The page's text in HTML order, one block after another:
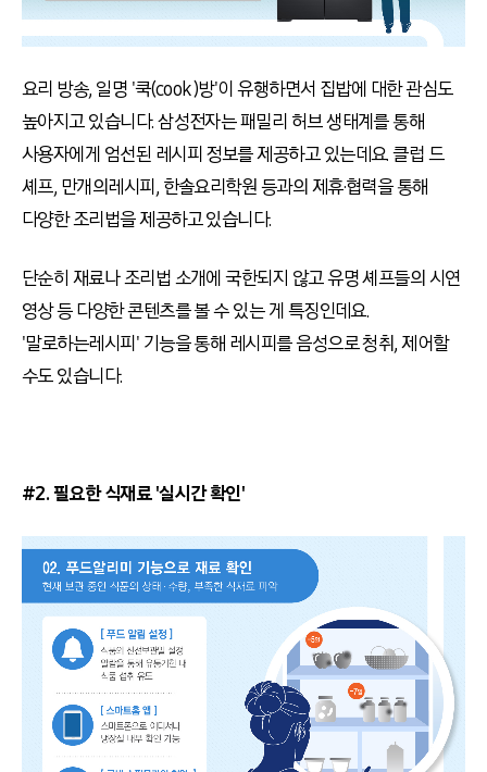
요리 방송, 일명 '쿡(cook)방'이 유행하면서 집밥에 대한 관심도
높아지고 있습니다. 삼성전자는 패밀리 허브 생태계를 통해
사용자에게 엄선된 레시피 정보를 제공하고 있는데요. 클럽 드
셰프, 만개의레시피, 한솔요리학원 등과의 제휴·협력을 통해
다양한 조리법을 제공하고 있습니다.
단순히 재료나 조리법 소개에 국한되지 않고 유명 셰프들의 시연
영상 등 다양한 콘텐츠를 볼 수 있는 게 특징인데요.
'말로하는레시피' 기능을 통해 레시피를 음성으로 청취, 제어할
수도 있습니다.
#2. 필요한 식재료 '실시간 확인'